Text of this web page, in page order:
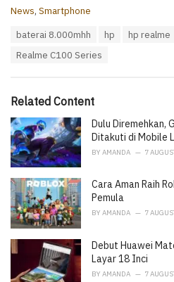
C
i
s
:
News, Smartphone
baterai 8.000mhh hp hp realme
Realme C100 Series
Related Content
Dulu Diremehkan,
Ditakuti di Mobile
BY AMANDA 7
Cara Aman Raih
Pemula
BY AMANDA 7
Debut Huawei
Layar 18 Inci
BY AMANDA 7